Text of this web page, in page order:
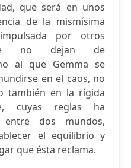
que será en unos
de la mismísima
por otros
no dejan de
al que Gemma se
en el caos, no
también en la rígida
cuyas reglas ha
dos mundos,
el equilibrio y
que ésta reclama.